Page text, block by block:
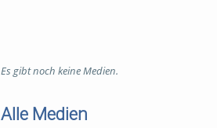
Es gibt noch keine Medien.
Alle Medien